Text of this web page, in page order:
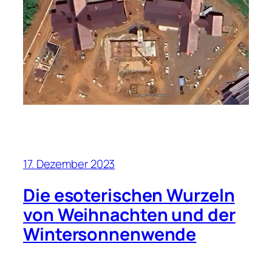
17. Dezember 2023
Die esoterischen Wurzeln
von Weihnachten und der
Wintersonnenwende